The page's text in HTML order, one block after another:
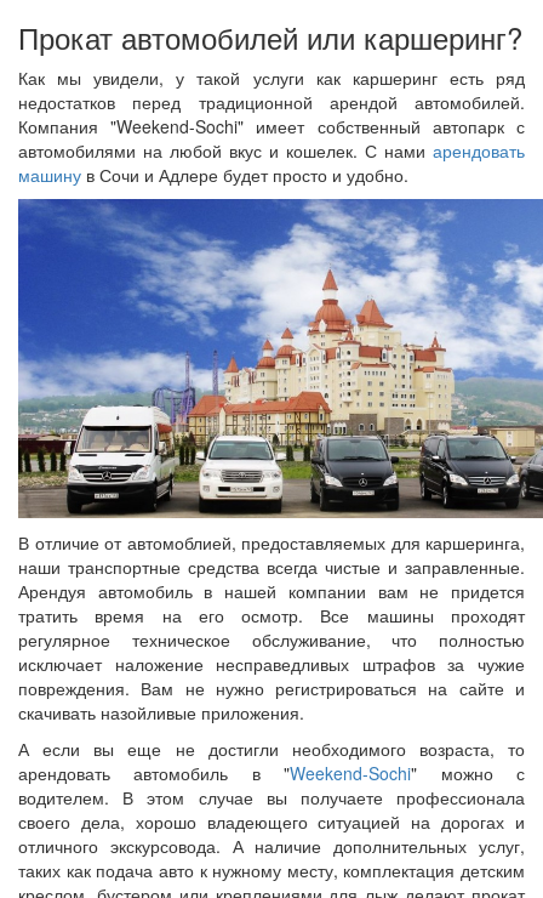
Прокат автомобилей или каршеринг?
Как мы увидели, у такой услуги как каршеринг есть ряд
недостатков перед традиционной арендой автомобилей.
Компания "Weekend-Sochi" имеет собственный автопарк с
автомобилями на любой вкус и кошелек. С нами арендовать
машину в Сочи и Адлере будет просто и удобно.
В отличие от автомоблией, предоставляемых для каршеринга,
наши транспортные средства всегда чистые и заправленные.
Арендуя автомобиль в нашей компании вам не придется
тратить время на его осмотр. Все машины проходят
регулярное техническое обслуживание, что полностью
исключает наложение несправедливых штрафов за чужие
повреждения. Вам не нужно регистрироваться на сайте и
скачивать назойливые приложения.
А если вы еще не достигли необходимого возраста, то
арендовать автомобиль в "Weekend-Sochi" можно с
водителем. В этом случае вы получаете профессионала
своего дела, хорошо владеющего ситуацией на дорогах и
отличного экскурсовода. А наличие дополнительных услуг,
таких как подача авто к нужному месту, комплектация детским